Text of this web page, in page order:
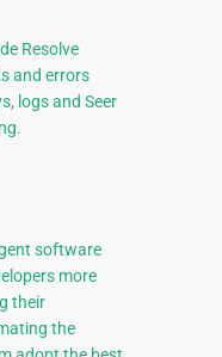
Resolve
and errors
logs and Seer
software
more
their
the